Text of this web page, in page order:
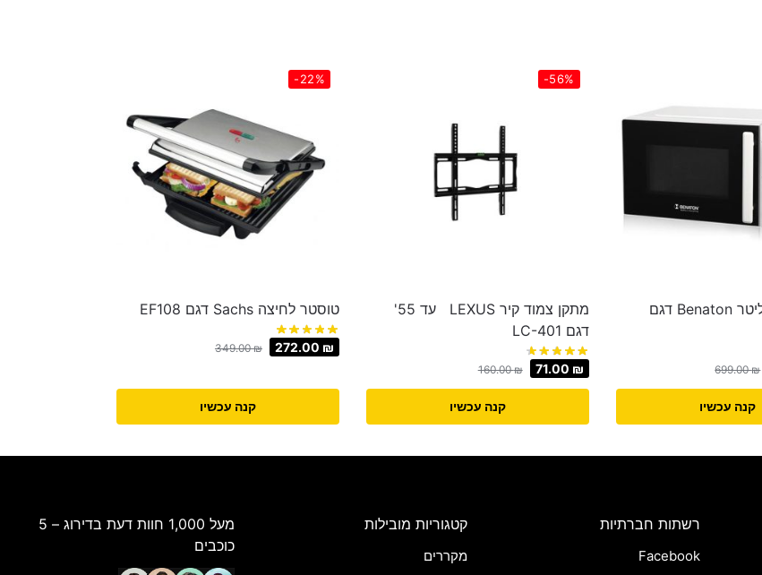
מיקרוגל 20 ליטר Benaton דגם
699.00₪
קנה עכשיו
-56%
מתקן צמוד קיר LEXUS עד 55'
דגם LC-401
160.00₪ 71.00 ₪
קנה עכשיו
-22%
‏טוסטר לחיצה Sachs דגם EF108
349.00₪ 272.00 ₪
קנה עכשיו
רשתות חברתיות
Facebook
קטגוריות מובילות
מקררים
מעל 1,000 חוות דעת בדירוג – 5
כוכבים